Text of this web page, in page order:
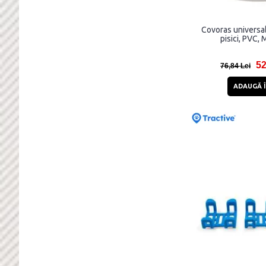
Covoras
pisici, PVC,
76,84 Lei
ADAUGĂ